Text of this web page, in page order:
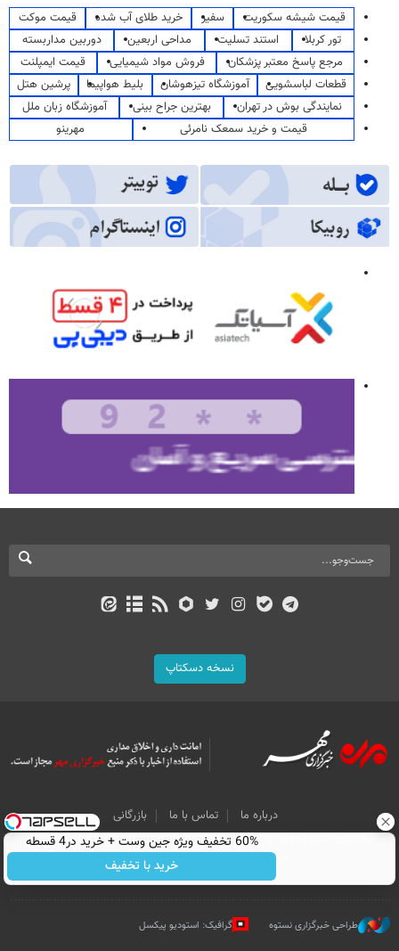
قیمت شیشه سکوریت سفیر خرید طلای آب شده
قیمت موکت
تور کربلا
استند تسلیت مداحی اربعین
دوربین مداربسته
مرجع پاسخ معتبر پزشکان
فروش مواد شیمیایی
قیمت ایمپلنت
قطعات لباسشویی
آموزشگاه تیزهوشان بلیط هواپیما
پرشین هتل
نمایندگی بوش در تهران
بهترین جراح بینی
آموزشگاه زبان ملل
قیمت و خرید سمعک نامرئی
مهرینو
نسخه دسکتاپ
درباره ما تماس با ما
بازرگانی
All Content by Mehr News Agency is licensed under a Creative Commons
Attribution 4.0 International License.
طراحی خبرگزاری نستوه گرافیک: استودیو پیکسل
60% تخفیف ویژه جین وست + خرید در4 قسطه
خرید با تخفیف